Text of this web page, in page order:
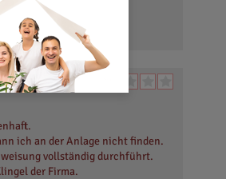
ich an der Anlage nicht finden.
vollständig durchführt.
der Firma.